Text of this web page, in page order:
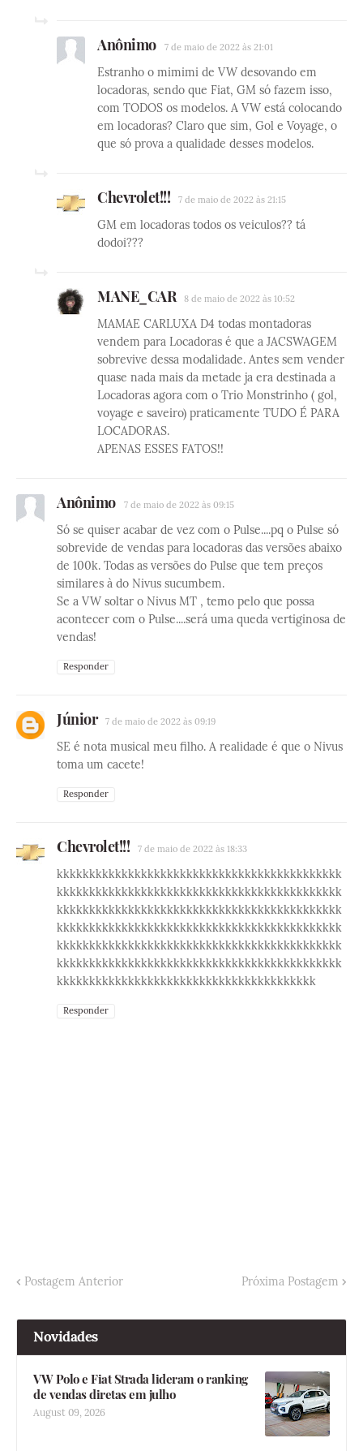
Anônimo 7 de maio de 2022 às 21:01
Estranho o mimimi de VW desovando em
locadoras, sendo que Fiat, GM só fazem isso,
com TODOS os modelos. A VW está colocando
em locadoras? Claro que sim, Gol e Voyage, o
que só prova a qualidade desses modelos.
Chevrolet!!! 7 de maio de 2022 às 21:15
GM em locadoras todos os veiculos?? tá
dodoi???
MANE_CAR 8 de maio de 2022 às 10:52
MAMAE CARLUXA D4 todas montadoras
vendem para Locadoras é que a JACSWAGEM
sobrevive dessa modalidade. Antes sem vender
quase nada mais da metade ja era destinada a
Locadoras agora com o Trio Monstrinho ( gol,
voyage e saveiro) praticamente TUDO É PARA
LOCADORAS.
APENAS ESSES FATOS!!
Anônimo 7 de maio de 2022 às 09:15
Só se quiser acabar de vez com o Pulse....pq o Pulse só
sobrevide de vendas para locadoras das versões abaixo
de 100k. Todas as versões do Pulse que tem preços
similares à do Nivus sucumbem.
Se a VW soltar o Nivus MT , temo pelo que possa
acontecer com o Pulse....será uma queda vertiginosa de
vendas!
Responder
Júnior 7 de maio de 2022 às 09:19
SE é nota musical meu filho. A realidade é que o Nivus
toma um cacete!
Responder
Chevrolet!!! 7 de maio de 2022 às 18:33
kkkkkkkkkkkkkkkkkkkkkkkkkkkkkkkkkkkkkkkkkkkk
kkkkkkkkkkkkkkkkkkkkkkkkkkkkkkkkkkkkkkkkkkkk
kkkkkkkkkkkkkkkkkkkkkkkkkkkkkkkkkkkkkkkkkkkk
kkkkkkkkkkkkkkkkkkkkkkkkkkkkkkkkkkkkkkkkkkkk
kkkkkkkkkkkkkkkkkkkkkkkkkkkkkkkkkkkkkkkkkkkk
kkkkkkkkkkkkkkkkkkkkkkkkkkkkkkkkkkkkkkkkkkkk
kkkkkkkkkkkkkkkkkkkkkkkkkkkkkkkkkkkkkkkk
Responder
Postagem Anterior Próxima Postagem
Novidades
VW Polo e Fiat Strada lideram o ranking
de vendas diretas em julho
August 09, 2026